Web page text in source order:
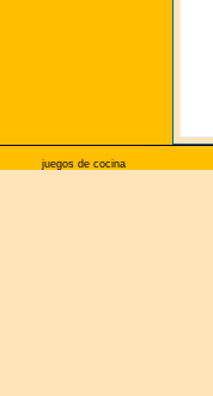
juegos de cocina